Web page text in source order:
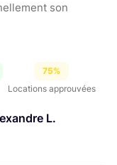
son
75%
Locations approuvées
L.